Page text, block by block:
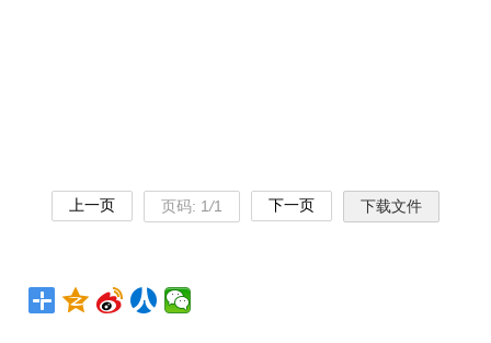
上一页 页码: 1/1 下一页 下载文件